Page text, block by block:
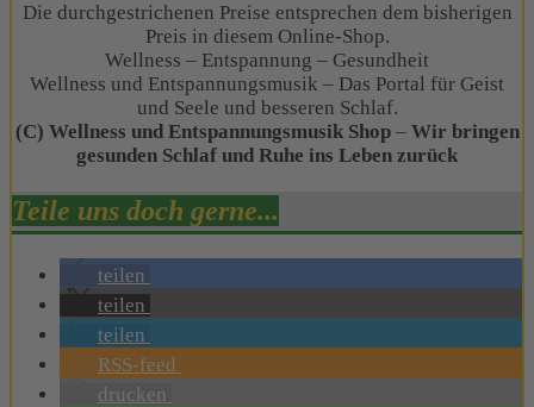
Die durchgestrichenen Preise entsprechen dem bisherigen
Preis in diesem Online-Shop.
Wellness – Entspannung – Gesundheit
Wellness und Entspannungsmusik – Das Portal für Geist
und Seele und besseren Schlaf.
(C) Wellness und Entspannungsmusik Shop– Wir bringen
gesunden Schlaf und Ruhe ins Leben zurück
Teile uns doch gerne...
teilen
teilen
teilen
RSS-feed
drucken